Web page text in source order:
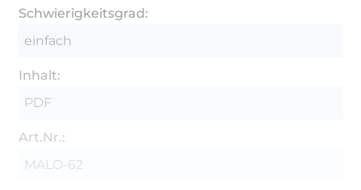
Schwierigkeitsgrad:
einfach
Inhalt:
PDF
Art.Nr.:
MALO-62